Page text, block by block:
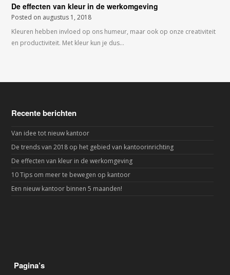
De effecten van kleur in de werkomgeving
Posted on augustus 1, 2018
Kleuren hebben invloed op ons humeur, maar ook op onze creativiteit
en productiviteit. Met kleur kun je dus…
Recente berichten
Van idee tot nieuw kantoor
De trends van 2018 op het gebied van kantoorinrichting
De effecten van kleur in de werkomgeving
10 Tips om meer te bewegen op kantoor
Een nieuw kantoor binnen 5 maanden!
Pagina’s